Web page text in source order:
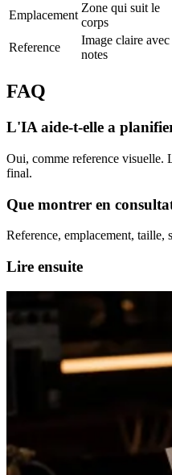
Emplacement
Zone qui suit le
corps
Reference
Image claire avec
notes
FAQ
L'IA aide-t-elle a
Oui, comme reference visuelle.
final.
Que montrer en
Reference, emplacement, taille,
Lire ensuite